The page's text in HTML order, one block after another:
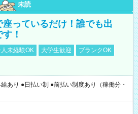
未読
座っているだけ！誰でも出
！
未経験OK 大学生歓迎
ブランクOK
あり ●日払い制 ●前払い制度あり（稼働分・